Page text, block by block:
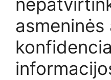
asmeninės